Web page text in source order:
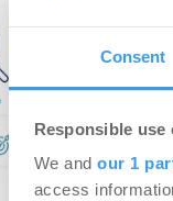
Consent
Responsible use
We and our 1
access
registriert,
Account,